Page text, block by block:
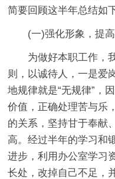
简要回顾这半年总结如
(一)强化形象，提高
为做好本职工作，
则，以诚待人，一是爱
地规律就是“无规律”，
价值，正确处理苦与乐
的关系，坚持甘于奉献
高。经过半年的学习和
进步，利用办公室学习
长处，改掉自己不足，